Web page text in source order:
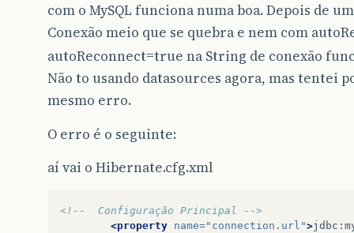
com o MySQL funciona numa boa. Depois de
Conexão meio que se quebra e nem com
autoReconnect=true na String de conexão
Não to usando datasources agora, mas tentei
mesmo erro.
O erro é o seguinte:
aí vai o Hibernate.cfg.xml
<!--  Configuração Principal -->
<property name="connection.url">